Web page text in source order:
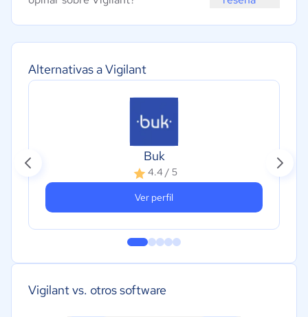
Alternativas a Vigilant
Buk
4.4 / 5
Ver perfil
Vigilant vs. otros software